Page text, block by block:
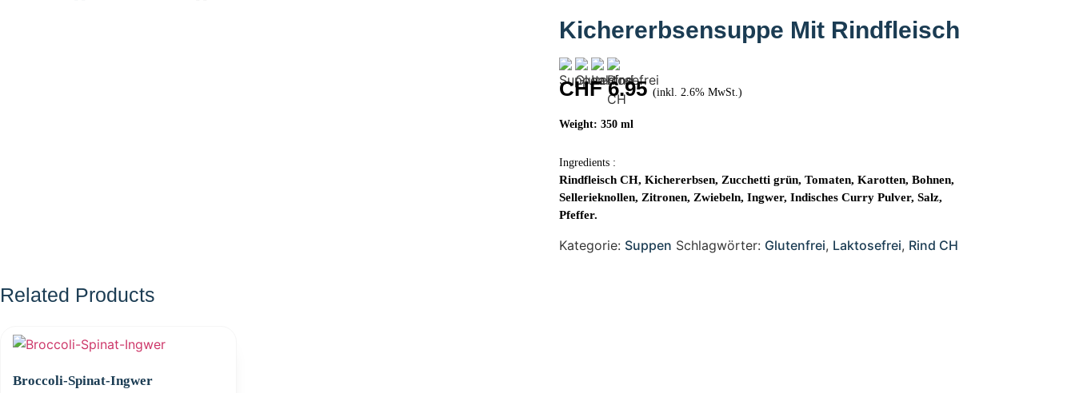
Kichererbsensuppe Mit Rindfleisch
CHF6.95 (inkl. 2.6% MwSt.)
Weight: 350 ml
Ingredients :
Rindfleisch CH, Kichererbsen, Zucchetti grün, Tomaten, Karotten, Bohnen,
Sellerieknollen, Zitronen, Zwiebeln, Ingwer, Indisches Curry Pulver, Salz,
Pfeffer.
Kategorie: Suppen Schlagwörter: Glutenfrei, Laktosefrei, Rind CH
Broccoli-Spinat-Ingwer